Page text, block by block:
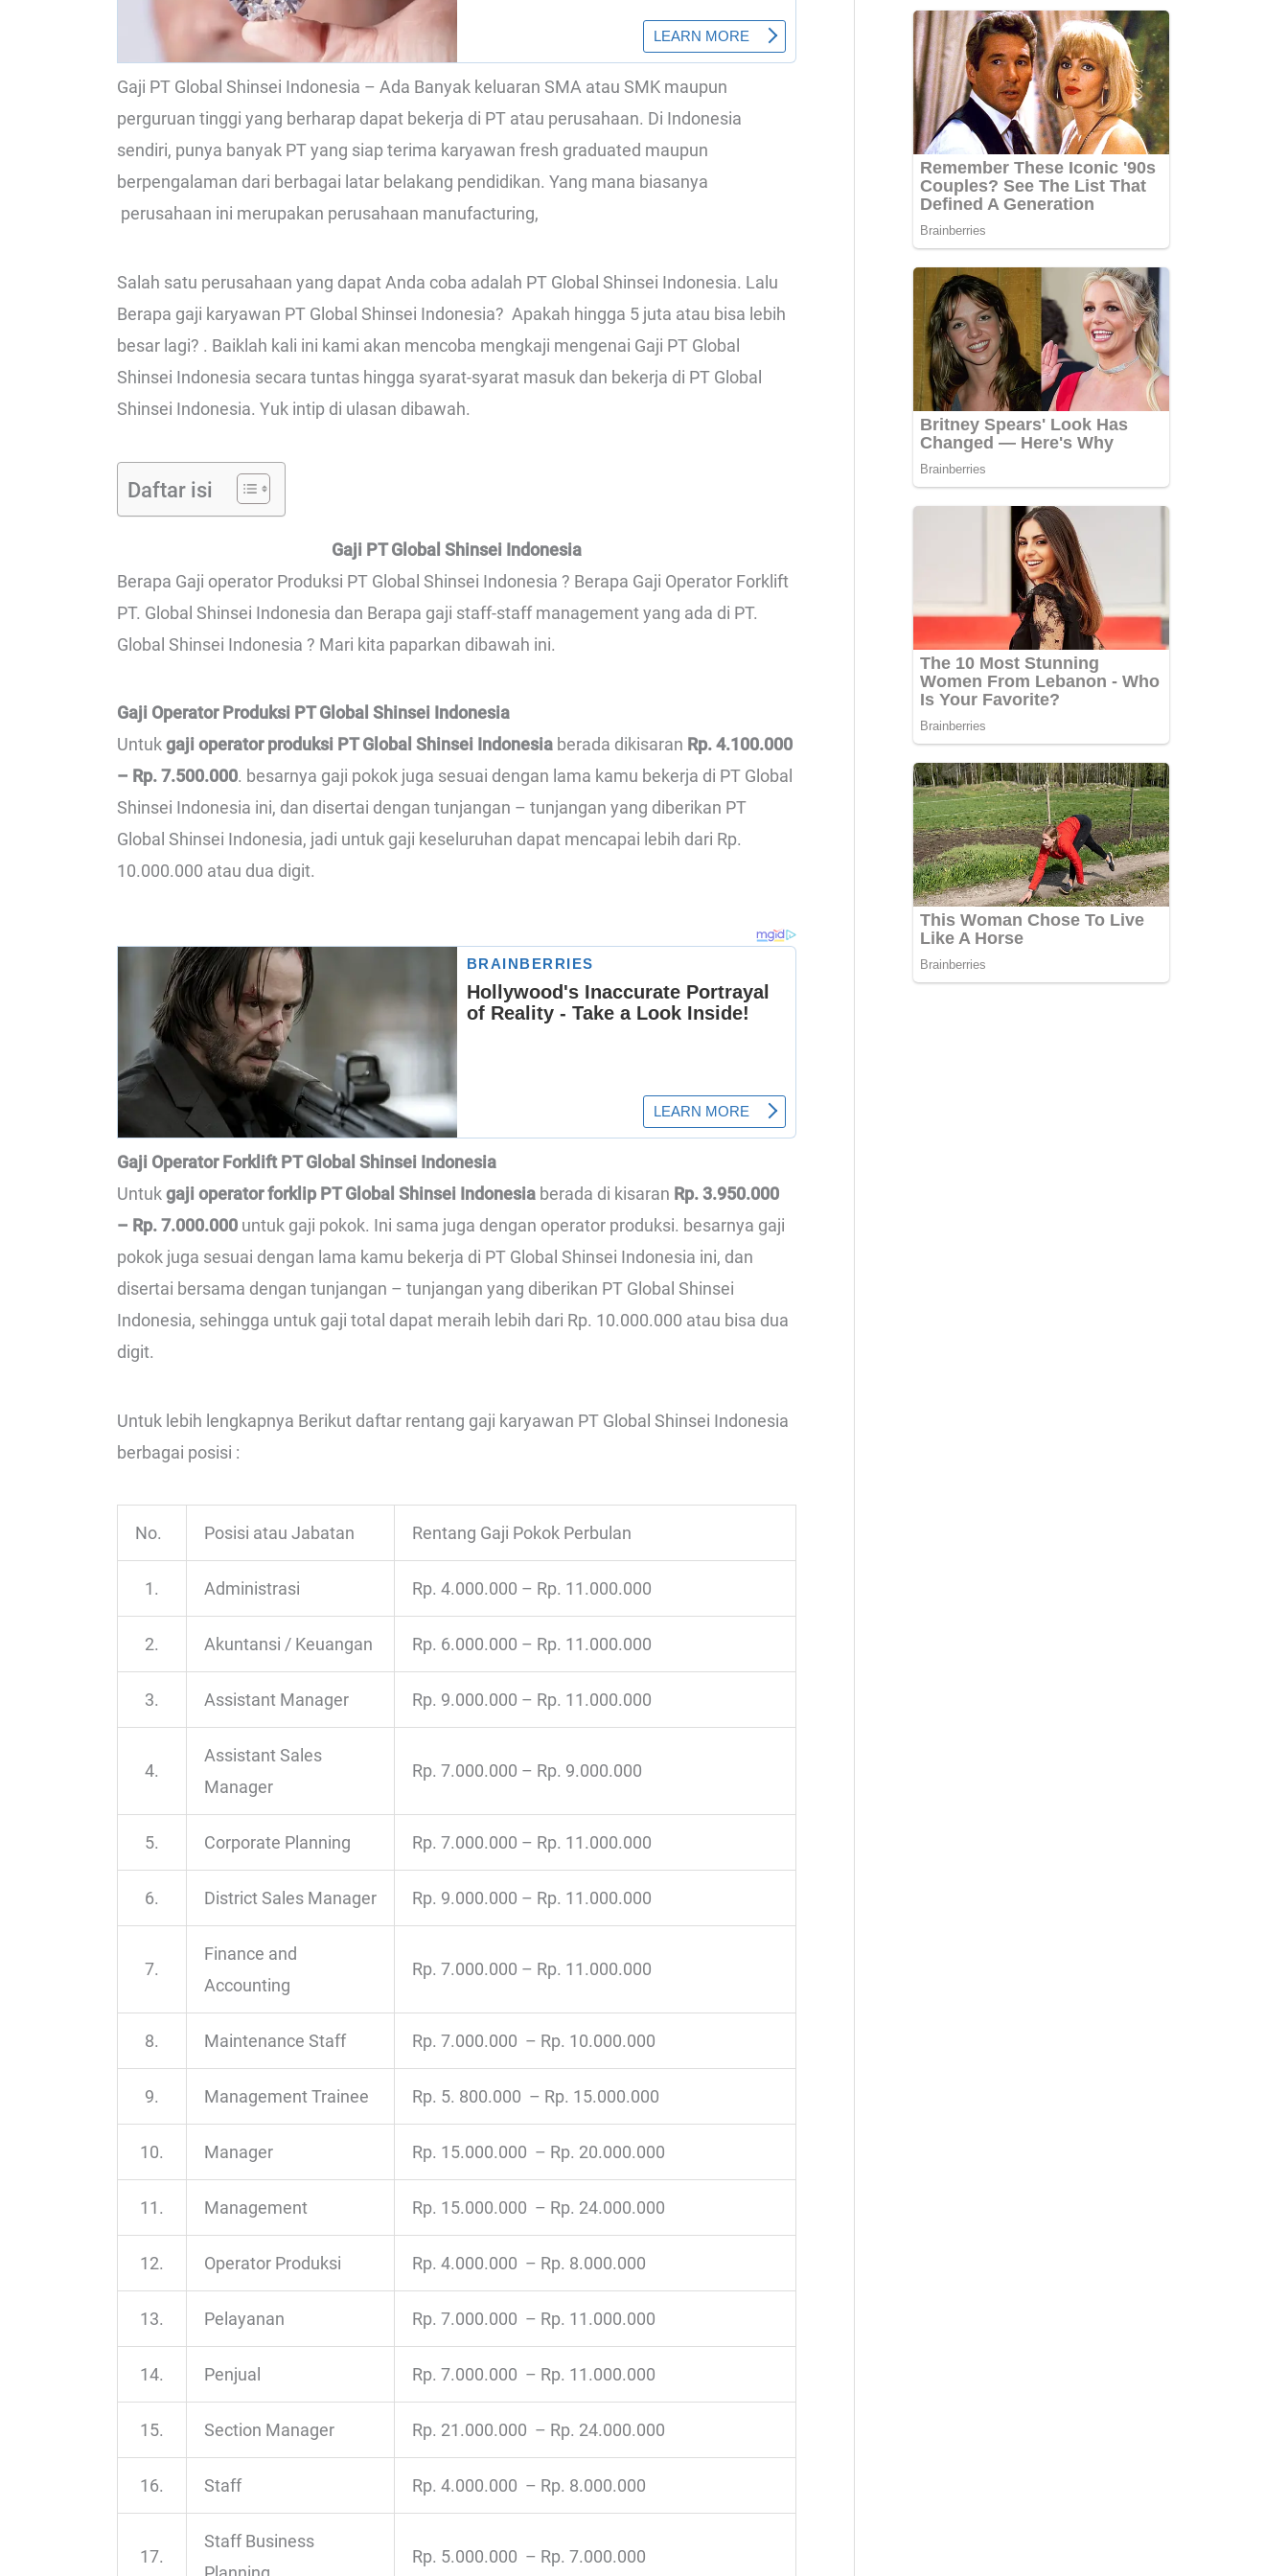
Gaji PT Global Shinsei Indonesia – Ada Banyak keluaran SMA atau SMK maupun
perguruan tinggi yang berharap dapat bekerja di PT atau perusahaan. Di Indonesia
sendiri, punya banyak PT yang siap terima karyawan fresh graduated maupun
berpengalaman dari berbagai latar belakang pendidikan. Yang mana biasanya
perusahaan ini merupakan perusahaan manufacturing,
Salah satu perusahaan yang dapat Anda coba adalah PT Global Shinsei Indonesia. Lalu
Berapa gaji karyawan PT Global Shinsei Indonesia? Apakah hingga 5 juta atau bisa lebih
besar lagi? . Baiklah kali ini kami akan mencoba mengkaji mengenai Gaji PT Global
Shinsei Indonesia secara tuntas hingga syarat-syarat masuk dan bekerja di PT Global
Shinsei Indonesia. Yuk intip di ulasan dibawah.
Daftar isi
Gaji PT Global Shinsei Indonesia
Berapa Gaji operator Produksi PT Global Shinsei Indonesia ? Berapa Gaji Operator Forklift
PT. Global Shinsei Indonesia dan Berapa gaji staff-staff management yang ada di PT.
Global Shinsei Indonesia ? Mari kita paparkan dibawah ini.
Gaji Operator Produksi PT Global Shinsei Indonesia
Untukgaji operator produksi PT Global Shinsei Indonesia berada dikisaran Rp. 4.100.000
– Rp. 7.500.000. besarnya gaji pokok juga sesuai dengan lama kamu bekerja di PT Global
Shinsei Indonesia ini, dan disertai dengan tunjangan – tunjangan yang diberikan PT
Global Shinsei Indonesia, jadi untuk gaji keseluruhan dapat mencapai lebih dari Rp.
10.000.000 atau dua digit.
Gaji Operator Forklift PT Global Shinsei Indonesia
Untukgaji operator forklip PT Global Shinsei Indonesia berada di kisaran Rp. 3.950.000
– Rp. 7.000.000 untuk gaji pokok. Ini sama juga dengan operator produksi. besarnya gaji
pokok juga sesuai dengan lama kamu bekerja di PT Global Shinsei Indonesia ini, dan
disertai bersama dengan tunjangan – tunjangan yang diberikan PT Global Shinsei
Indonesia, sehingga untuk gaji total dapat meraih lebih dari Rp. 10.000.000 atau bisa dua
digit.
Untuk lebih lengkapnya Berikut daftar rentang gaji karyawan PT Global Shinsei Indonesia
berbagai posisi :
No. Posisi atau Jabatan Rentang Gaji Pokok Perbulan
1. Administrasi Rp. 4.000.000 – Rp. 11.000.000
2. Akuntansi / Keuangan Rp. 6.000.000 – Rp. 11.000.000
3. Assistant Manager Rp. 9.000.000 – Rp. 11.000.000
4.
Assistant Sales
Manager
Rp. 7.000.000 – Rp. 9.000.000
5. Corporate Planning Rp. 7.000.000 – Rp. 11.000.000
6. District Sales Manager Rp. 9.000.000 – Rp. 11.000.000
7.
Finance and
Accounting
Rp. 7.000.000 – Rp. 11.000.000
8. Maintenance Staff Rp. 7.000.000 – Rp. 10.000.000
9. Management Trainee Rp. 5. 800.000 – Rp. 15.000.000
10. Manager Rp. 15.000.000 – Rp. 20.000.000
11. Management Rp. 15.000.000 – Rp. 24.000.000
12. Operator Produksi Rp. 4.000.000 – Rp. 8.000.000
13. Pelayanan Rp. 7.000.000 – Rp. 11.000.000
14. Penjual Rp. 7.000.000 – Rp. 11.000.000
15. Section Manager Rp. 21.000.000 – Rp. 24.000.000
16. Staff Rp. 4.000.000 – Rp. 8.000.000
17.
Staff Business
Rp. 5.000.000 – Rp. 7.000.000